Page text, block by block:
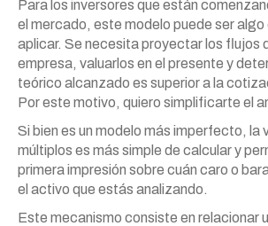
Para los inversores que están
el mercado, este modelo puede ser
aplicar. Se necesita proyectar los flujos
empresa, valuarlos en el presente y
teórico alcanzado es superior a la
Por este motivo, quiero simplificarte el
Si bien es un modelo más imperfecto, la
múltiplos es más simple de calcular y
primera impresión sobre cuán caro o
el activo que estás analizando.
Este mecanismo consiste en relacionar